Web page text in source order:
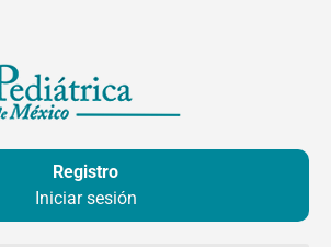
Registro
Iniciar sesión